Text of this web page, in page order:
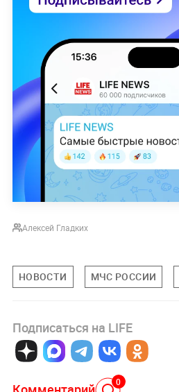
Алексей Гладких
НОВОСТИ МЧС РОССИИ
Подписаться на LIFE
0